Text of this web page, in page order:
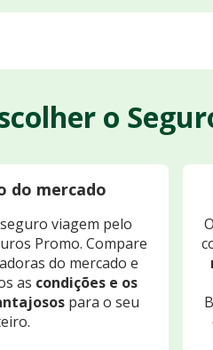
o
do mercado
viagem pelo
Promo. Compare
do mercado e
as condições e os
para o seu